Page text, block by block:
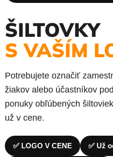
ŠILTOVKY
S VAŠÍM
Potrebujete označiť
žiakov alebo účastníkov
ponuky obľúbených
už v cene.
✅ LOGO V CENE ✅ Už